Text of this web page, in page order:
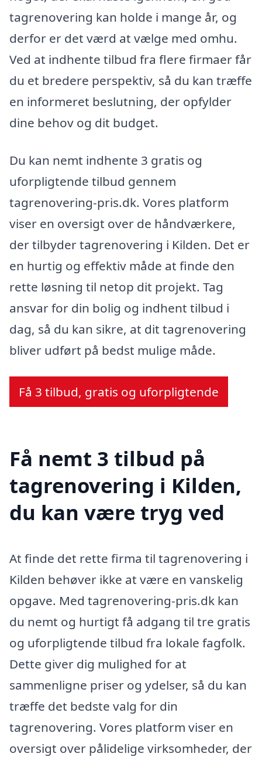
tagrenovering kan holde i mange år, og
derfor er det værd at vælge med omhu.
Ved at indhente tilbud fra flere firmaer får
du et bredere perspektiv, så du kan træffe
en informeret beslutning, der opfylder
dine behov og dit budget.
Du kan nemt indhente 3 gratis og
uforpligtende tilbud gennem
tagrenovering-pris.dk. Vores platform
viser en oversigt over de håndværkere,
der tilbyder tagrenovering i Kilden. Det er
en hurtig og effektiv måde at finde den
rette løsning til netop dit projekt. Tag
ansvar for din bolig og indhent tilbud i
dag, så du kan sikre, at dit tagrenovering
bliver udført på bedst mulige måde.
Få 3 tilbud, gratis og uforpligtende
Få nemt 3 tilbud på
tagrenovering i Kilden,
du kan være tryg ved
At finde det rette firma til tagrenovering i
Kilden behøver ikke at være en vanskelig
opgave. Med tagrenovering-pris.dk kan
du nemt og hurtigt få adgang til tre gratis
og uforpligtende tilbud fra lokale fagfolk.
Dette giver dig mulighed for at
sammenligne priser og ydelser, så du kan
træffe det bedste valg for din
tagrenovering. Vores platform viser en
oversigt over pålidelige virksomheder, der